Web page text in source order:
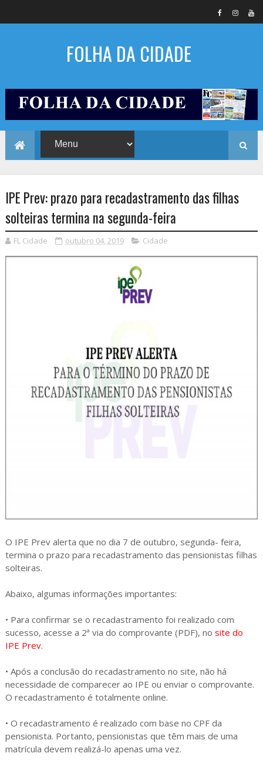
FOLHA DA CIDADE
IPE Prev: prazo para recadastramento das filhas
solteiras termina na segunda-feira
FL Cidade outubro 04, 2019 Cidade
O IPE Prev alerta que no dia 7 de outubro, segunda- feira,
termina o prazo para recadastramento das pensionistas filhas
solteiras.
Abaixo, algumas informações importantes:
• Para confirmar se o recadastramento foi realizado com
sucesso, acesse a 2ª via do comprovante (PDF), no site do
IPE Prev.
• Após a conclusão do recadastramento no site, não há
necessidade de comparecer ao IPE ou enviar o comprovante.
O recadastramento é totalmente online.
• O recadastramento é realizado com base no CPF da
pensionista. Portanto, pensionistas que têm mais de uma
matrícula devem realizá-lo apenas uma vez.